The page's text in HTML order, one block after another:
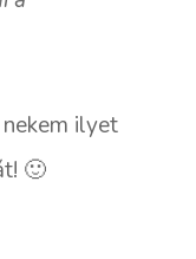
ilyet
🙂